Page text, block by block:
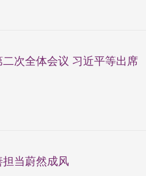
次全体会议 习近平等出席
当蔚然成风